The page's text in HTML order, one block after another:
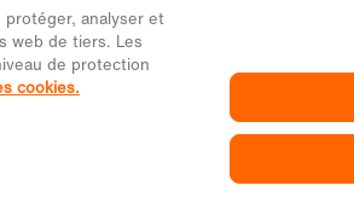
analyser et
web de tiers. Les
de protection
cookies.